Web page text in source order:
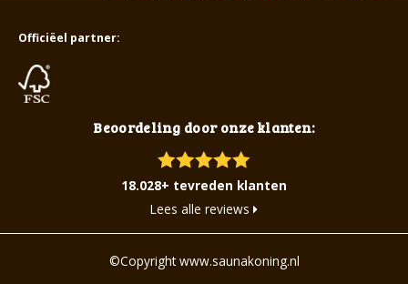
Beoordeling door onze klanten:
18.028+ tevreden klanten
Lees alle reviews
Officiëel partner:
©Copyright www.saunakoning.nl